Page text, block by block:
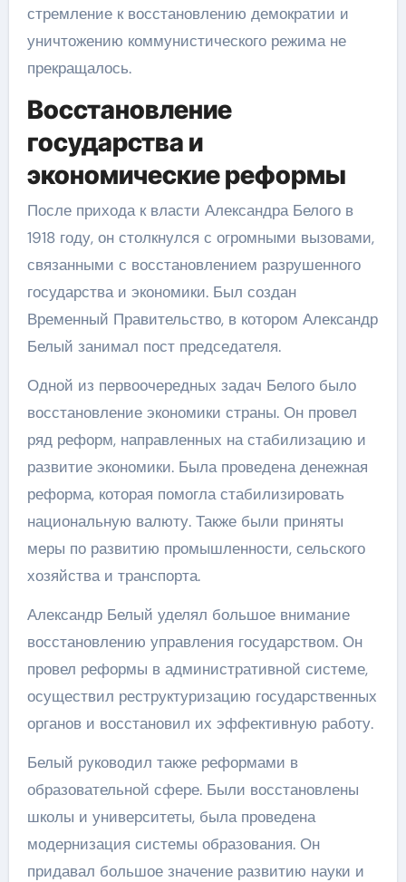
стремление к восстановлению демократии и
уничтожению коммунистического режима не
прекращалось.
Восстановление
государства и
экономические реформы
После прихода к власти Александра Белого в
1918 году, он столкнулся с огромными вызовами,
связанными с восстановлением разрушенного
государства и экономики. Был создан
Временный Правительство, в котором Александр
Белый занимал пост председателя.
Одной из первоочередных задач Белого было
восстановление экономики страны. Он провел
ряд реформ, направленных на стабилизацию и
развитие экономики. Была проведена денежная
реформа, которая помогла стабилизировать
национальную валюту. Также были приняты
меры по развитию промышленности, сельского
хозяйства и транспорта.
Александр Белый уделял большое внимание
восстановлению управления государством. Он
провел реформы в административной системе,
осуществил реструктуризацию государственных
органов и восстановил их эффективную работу.
Белый руководил также реформами в
образовательной сфере. Были восстановлены
школы и университеты, была проведена
модернизация системы образования. Он
придавал большое значение развитию науки и